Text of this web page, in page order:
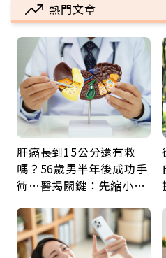
熱門文章
肝癌長到15公分還有救
嗎？56歲男半年後成功手
術…醫揭關鍵：先縮小腫